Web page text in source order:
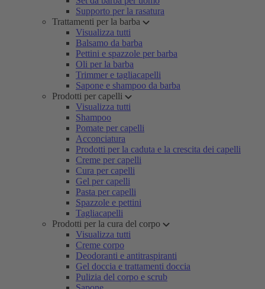
Supporto per la rasatura
Trattamenti per la barba
Visualizza tutti
Balsamo da barba
Pettini e spazzole per barba
Oli per la barba
Trimmer e tagliacapelli
Sapone e shampoo da barba
Prodotti per capelli
Visualizza tutti
Shampoo
Pomate per capelli
Acconciatura
Prodotti per la caduta e la crescita dei capelli
Creme per capelli
Cura per capelli
Gel per capelli
Pasta per capelli
Spazzole e pettini
Tagliacapelli
Prodotti per la cura del corpo
Visualizza tutti
Creme corpo
Deodoranti e antitraspiranti
Gel doccia e trattamenti doccia
Pulizia del corpo e scrub